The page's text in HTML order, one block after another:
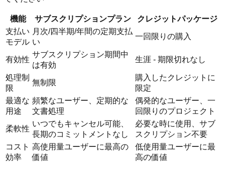
機能 サブスクリプションプラン
クレジットパッケージ
支払い
モデル
月次/四半期/年間の定期支払
い
一回限りの購入
有効性
サブスクリプション期間中
は有効
生涯 - 期限切れなし
処理制
限
無制限
購入したクレジットに
限定
最適な
用途
頻繁なユーザー、定期的な
文書処理
偶発的なユーザー、一
回限りのプロジェクト
柔軟性
いつでもキャンセル可能、
長期のコミットメントなし
必要な時に使用、サブ
スクリプション不要
コスト
効率
高使用量ユーザーに最高の
価値
低使用量ユーザーに最
高の価値